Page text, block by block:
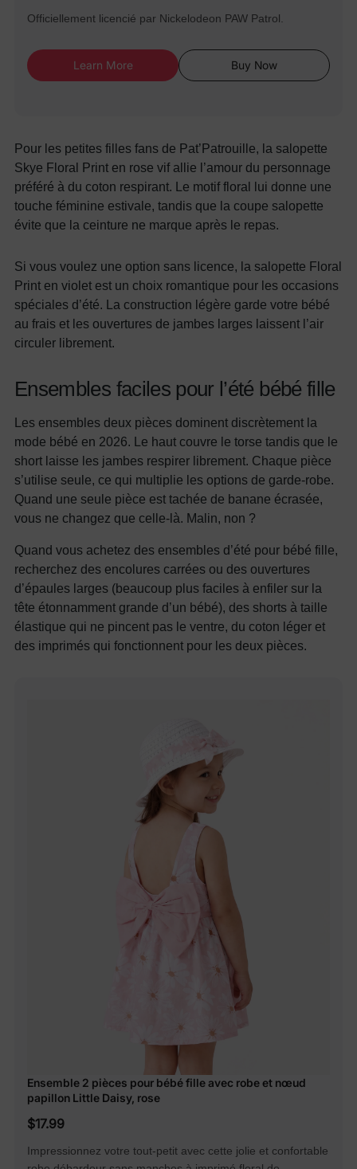
Officiellement licencié par Nickelodeon PAW Patrol.
Learn More Buy Now
Pour les petites filles fans de Pat’Patrouille, la salopette
Skye Floral Print en rose vif allie l’amour du personnage
préféré à du coton respirant. Le motif floral lui donne une
touche féminine estivale, tandis que la coupe salopette
évite que la ceinture ne marque après le repas.
Si vous voulez une option sans licence, la salopette Floral
Print en violet est un choix romantique pour les occasions
spéciales d’été. La construction légère garde votre bébé
au frais et les ouvertures de jambes larges laissent l’air
circuler librement.
Ensembles faciles pour l’été bébé fille
Les ensembles deux pièces dominent discrètement la
mode bébé en 2026. Le haut couvre le torse tandis que le
short laisse les jambes respirer librement. Chaque pièce
s’utilise seule, ce qui multiplie les options de garde-robe.
Quand une seule pièce est tachée de banane écrasée,
vous ne changez que celle-là. Malin, non ?
Quand vous achetez des ensembles d’été pour bébé fille,
recherchez des encolures carrées ou des ouvertures
d’épaules larges (beaucoup plus faciles à enfiler sur la
tête étonnamment grande d’un bébé), des shorts à taille
élastique qui ne pincent pas le ventre, du coton léger et
des imprimés qui fonctionnent pour les deux pièces.
Ensemble 2 pièces pour bébé fille avec robe et nœud
papillon Little Daisy, rose
$17.99
Impressionnez votre tout-petit avec cette jolie et confortable